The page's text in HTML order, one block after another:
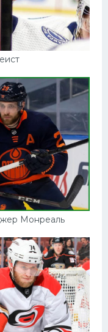
Монреаль